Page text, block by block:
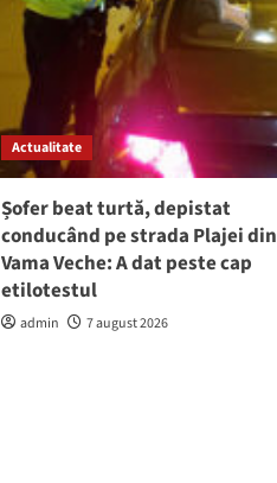
Actualitate
Șofer beat turtă, depistat
conducând pe strada Plajei din
Vama Veche: A dat peste cap
etilotestul
admin 7 august 2026